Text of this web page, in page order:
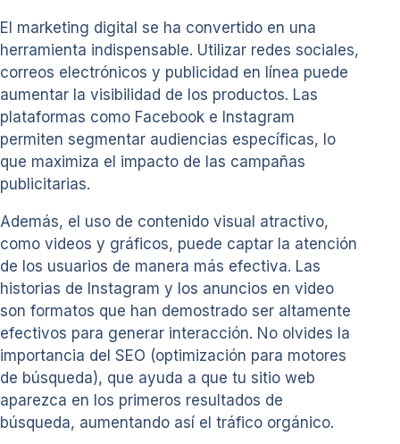
El marketing digital se ha convertido en una
herramienta indispensable. Utilizar redes sociales,
correos electrónicos y publicidad en línea puede
aumentar la visibilidad de los productos. Las
plataformas como Facebook e Instagram
permiten segmentar audiencias específicas, lo
que maximiza el impacto de las campañas
publicitarias.
Además, el uso de contenido visual atractivo,
como videos y gráficos, puede captar la atención
de los usuarios de manera más efectiva. Las
historias de Instagram y los anuncios en video
son formatos que han demostrado ser altamente
efectivos para generar interacción. No olvides la
importancia del SEO (optimización para motores
de búsqueda), que ayuda a que tu sitio web
aparezca en los primeros resultados de
búsqueda, aumentando así el tráfico orgánico.